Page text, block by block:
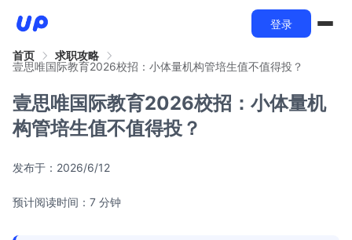
登录
首页
求职攻略
壹思唯国际教育2026校招：小体量机构管培生值不值得投？
壹思唯国际教育2026校招：小体量机
构管培生值不值得投？
发布于： 2026/6/12
预计阅读时间：7 分钟